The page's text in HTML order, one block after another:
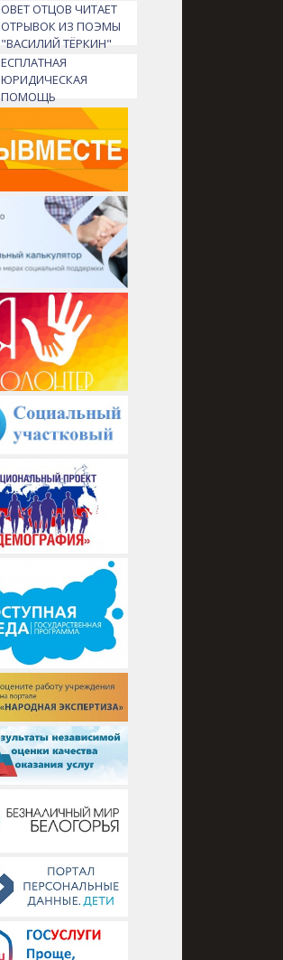
ОВЕТ ОТЦОВ ЧИТАЕТ
ОТРЫВОК ИЗ ПОЭМЫ
"ВАСИЛИЙ ТЁРКИН"
ЕСПЛАТНАЯ
ЮРИДИЧЕСКАЯ
ПОМОЩЬ